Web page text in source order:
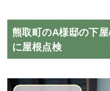
熊取町のA様邸の下
に屋根点検